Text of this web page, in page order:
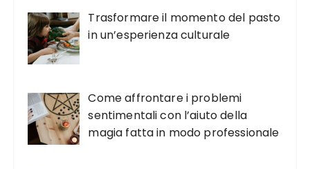
Trasformare il momento del pasto
in un’esperienza culturale
Come affrontare i problemi
sentimentali con l’aiuto della
magia fatta in modo professionale